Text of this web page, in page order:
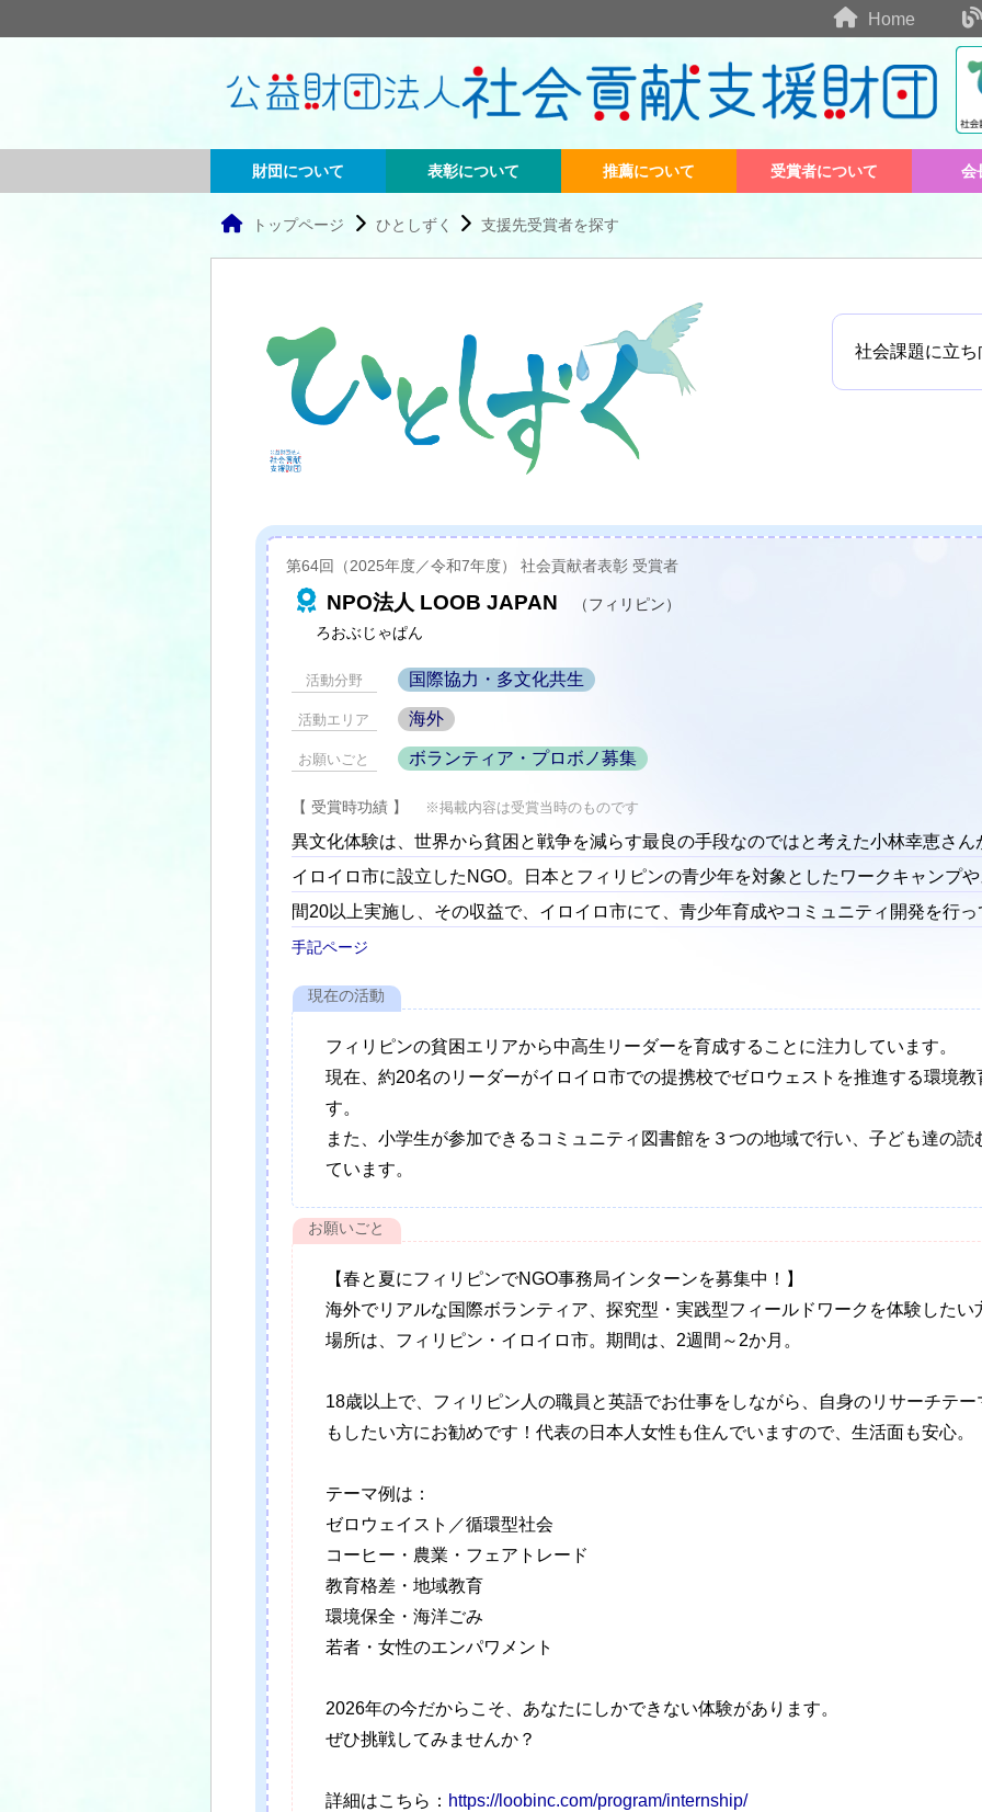
Home
財団について 表彰について 推薦について 受賞者について 会
トップページ ひとしずく 支援先受賞者を探す
社会課題に立
第64回（2025年度／令和7年度） 社会貢献者表彰 受賞者
NPO法人 LOOB JAPAN
（フィリピン）
ろおぶじゃぱん
活動分野 国際協力・多文化共生
活動エリア 海外
お願いごと ボランティア・プロボノ募集
【 受賞時功績 】 ※掲載内容は受賞当時のものです
異文化体験は、世界から貧困と戦争を減らす最良の手段なのではと考えた小林幸恵さ
イロイロ市に設立したNGO。日本とフィリピンの青少年を対象としたワークキャンプ
間20以上実施し、その収益で、イロイロ市にて、青少年育成やコミュニティ開発を行
手記ページ
フィリピンの貧困エリアから中高生リーダーを育成することに注力しています。
現在、約20名のリーダーがイロイロ市での提携校でゼロウェストを推進する環境
す。
また、小学生が参加できるコミュニティ図書館を３つの地域で行い、子ども達の読
ています。
【春と夏にフィリピンでNGO事務局インターンを募集中！】
海外でリアルな国際ボランティア、探究型・実践型フィールドワークを体験したい
場所は、フィリピン・イロイロ市。期間は、2週間～2か月。
18歳以上で、フィリピン人の職員と英語でお仕事をしながら、自身のリサーチテ
もしたい方にお勧めです！代表の日本人女性も住んでいますので、生活面も安心。
テーマ例は：
ゼロウェイスト／循環型社会
コーヒー・農業・フェアトレード
教育格差・地域教育
環境保全・海洋ごみ
若者・女性のエンパワメント
2026年の今だからこそ、あなたにしかできない体験があります。
ぜひ挑戦してみませんか？
詳細はこちら： https://loobinc.com/program/internship/